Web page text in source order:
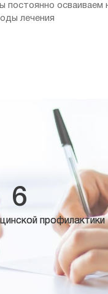
постоянно осваиваем
лечения
6
профилактики